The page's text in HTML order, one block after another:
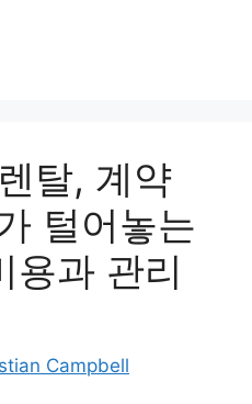
탈, 계약
털어놓는
용과 관리
Campbell